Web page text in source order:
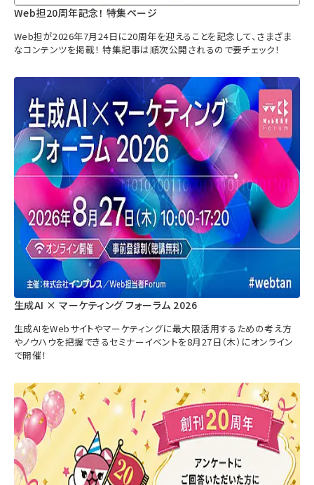
Web担20周年記念！ 特集ページ
Web担が2026年7月24日に20周年を迎えることを記念して、さまざま
なコンテンツを掲載！ 特集記事は順次公開されるので要チェック！
生成AI × マーケティング フォーラム 2026
生成AIをWebサイトやマーケティングに最大限活用するための考え方
やノウハウを把握できるセミナーイベントを8月27日（木）にオンライン
で開催！